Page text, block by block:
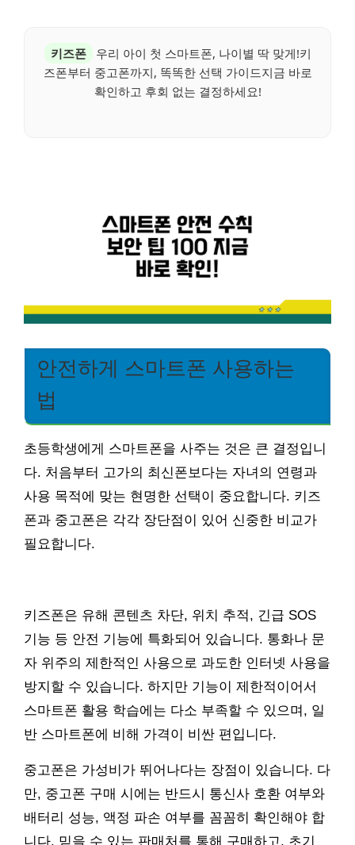
키즈폰
우리 아이 첫 스마트폰, 나이별 딱 맞게!키
즈폰부터 중고폰까지, 똑똑한 선택 가이드지금 바로
확인하고 후회 없는 결정하세요!
안전하게 스마트폰 사용하는
법
초등학생에게 스마트폰을 사주는 것은 큰 결정입니
다. 처음부터 고가의 최신폰보다는 자녀의 연령과
사용 목적에 맞는 현명한 선택이 중요합니다. 키즈
폰과 중고폰은 각각 장단점이 있어 신중한 비교가
필요합니다.
키즈폰은 유해 콘텐츠 차단, 위치 추적, 긴급 SOS
기능 등 안전 기능에 특화되어 있습니다. 통화나 문
자 위주의 제한적인 사용으로 과도한 인터넷 사용을
방지할 수 있습니다. 하지만 기능이 제한적이어서
스마트폰 활용 학습에는 다소 부족할 수 있으며, 일
반 스마트폰에 비해 가격이 비싼 편입니다.
중고폰은 가성비가 뛰어나다는 장점이 있습니다. 다
만, 중고폰 구매 시에는 반드시 통신사 호환 여부와
배터리 성능, 액정 파손 여부를 꼼꼼히 확인해야 합
니다. 믿을 수 있는 판매처를 통해 구매하고, 초기